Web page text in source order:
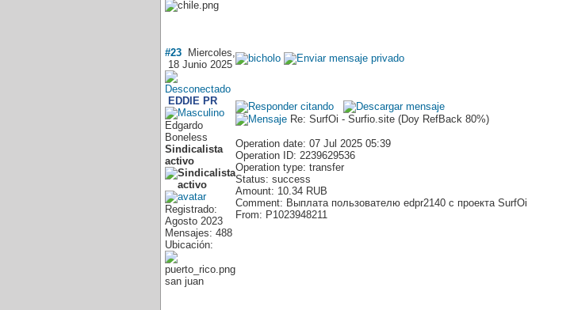
#23 Miercoles,
18 Junio 2025
EDDIE PR
Edgardo
Boneless
Sindicalista
activo
Registrado:
Agosto 2023
Mensajes: 488
Ubicación:
san juan
Re: SurfOi - Surfio.site (Doy RefBack 80%)
Operation date: 07 Jul 2025 05:39
Operation ID: 2239629536
Operation type: transfer
Status: success
Amount: 10.34 RUB
Comment: Выплата пользователю edpr2140 с проекта SurfOi
From: P1023948211